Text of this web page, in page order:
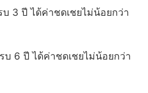
3 ปี ได้ค่าชดเชยไม่น้อยกว่า
6 ปี ได้ค่าชดเชยไม่น้อยกว่า